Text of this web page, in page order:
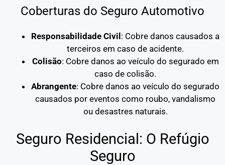
Coberturas do Seguro Automotivo
Responsabilidade Civil: Cobre danos causados a
terceiros em caso de acidente.
Colisão: Cobre danos ao veículo do segurado em
caso de colisão.
Abrangente: Cobre danos ao veículo do segurado
causados por eventos como roubo, vandalismo
ou desastres naturais.
Seguro Residencial: O Refúgio
Seguro